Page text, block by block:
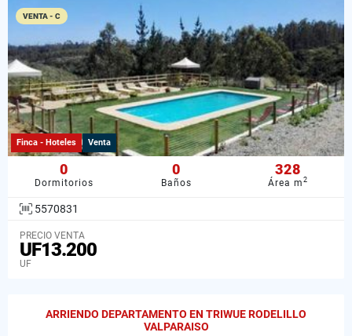
VENTA - C
Finca - Hoteles Venta
0
Dormitorios
0
Baños
328
Área m2
5570831
PRECIO VENTA
UF13.200
UF
ARRIENDO DEPARTAMENTO EN TRIWUE RODELILLO
VALPARAISO